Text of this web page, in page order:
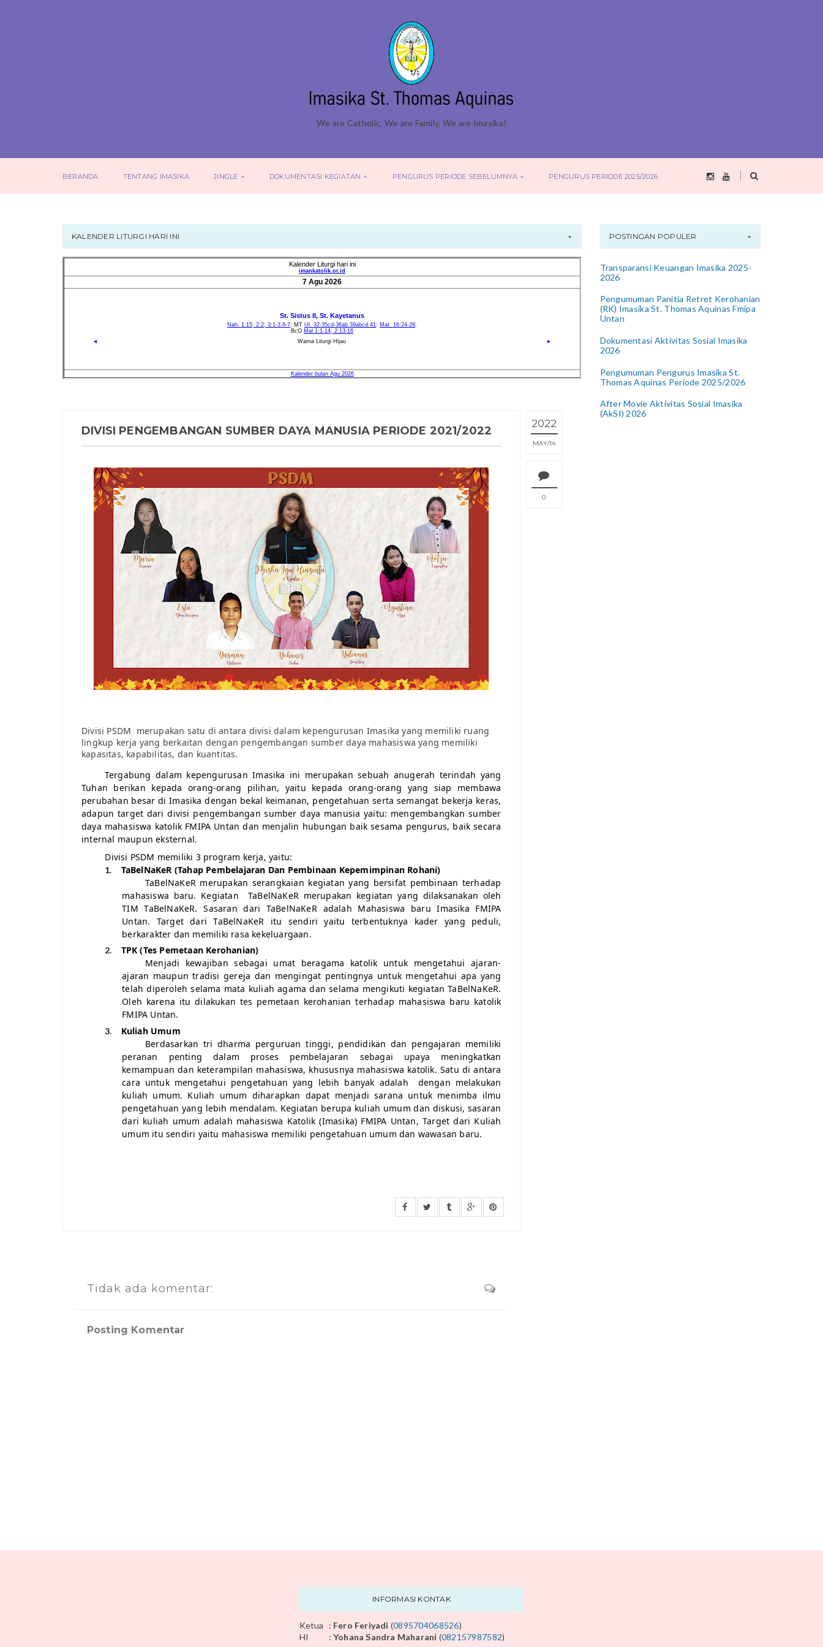
We are Catholic, We are Family, We are Imasika!
BERANDA TENTANG IMASIKA JINGLE DOKUMENTASI KEGIATAN PENGURUS PERIODE SEBELUMNYA PENGURUS PERIODE 2025/2026
KALENDER LITURGI HARI INI
2022
MAY 14
0
DIVISI PENGEMBANGAN SUMBER DAYA MANUSIA PERIODE 2021/2022
Divisi PSDM merupakan satu di antara divisi dalam kepengurusan Imasika yang memiliki ruang
lingkup kerja yang berkaitan dengan pengembangan sumber daya mahasiswa yang memiliki
kapasitas, kapabilitas, dan kuantitas.
Tergabung dalam kepengurusan Imasika ini merupakan sebuah anugerah terindah yang
Tuhan berikan kepada orang-orang pilihan, yaitu kepada orang-orang yang siap membawa
perubahan besar di Imasika dengan bekal keimanan, pengetahuan serta semangat bekerja keras,
adapun target dari divisi pengembangan sumber daya manusia yaitu: mengembangkan sumber
daya mahasiswa katolik FMIPA Untan dan menjalin hubungan baik sesama pengurus, baik secara
internal maupun eksternal.
Divisi PSDM memiliki 3 program kerja, yaitu:
1.
TaBelNaKeR (Tahap Pembelajaran Dan Pembinaan Kepemimpinan Rohani)
TaBelNaKeR merupakan serangkaian kegiatan yang bersifat pembinaan terhadap
mahasiswa baru. Kegiatan TaBelNaKeR merupakan kegiatan yang dilaksanakan oleh
TIM TaBelNaKeR. Sasaran dari TaBelNaKeR adalah Mahasiswa baru Imasika FMIPA
Untan. Target dari TaBelNaKeR itu sendiri yaitu terbentuknya kader yang peduli,
berkarakter dan memiliki rasa kekeluargaan.
2.
TPK (Tes Pemetaan Kerohanian)
Menjadi kewajiban sebagai umat beragama katolik untuk mengetahui ajaran-
ajaran maupun tradisi gereja dan mengingat pentingnya untuk mengetahui apa yang
telah diperoleh selama mata kuliah agama dan selama mengikuti kegiatan TaBelNaKeR.
Oleh karena itu dilakukan tes pemetaan kerohanian terhadap mahasiswa baru katolik
FMIPA Untan.
3.
Kuliah Umum
Berdasarkan tri dharma perguruan tinggi, pendidikan dan pengajaran memiliki
peranan penting dalam proses pembelajaran sebagai upaya meningkatkan
kemampuan dan keterampilan mahasiswa, khususnya mahasiswa katolik. Satu di antara
cara untuk mengetahui pengetahuan yang lebih banyak adalah dengan melakukan
kuliah umum. Kuliah umum diharapkan dapat menjadi sarana untuk menimba ilmu
pengetahuan yang lebih mendalam. Kegiatan berupa kuliah umum dan diskusi, sasaran
dari kuliah umum adalah mahasiswa Katolik (Imasika) FMIPA Untan, Target dari Kuliah
umum itu sendiri yaitu mahasiswa memiliki pengetahuan umum dan wawasan baru.
Tidak ada komentar:
Posting Komentar
POSTINGAN POPULER
Transparansi Keuangan Imasika 2025-
2026
Pengumuman Panitia Retret Kerohanian
(RK) Imasika St. Thomas Aquinas Fmipa
Untan
Dokumentasi Aktivitas Sosial Imasika
2026
Pengumuman Pengurus Imasika St.
Thomas Aquinas Periode 2025/2026
After Movie Aktivitas Sosial Imasika
(AkSI) 2026
INFORMASI KONTAK
Ketua : Fero Feriyadi (0895704068526)
HI
:Yohana Sandra Maharani (082157987582)